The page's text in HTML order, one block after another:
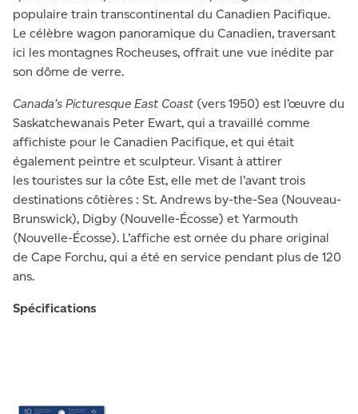
populaire train transcontinental du Canadien Pacifique.
Le célèbre wagon panoramique du Canadien, traversant
ici les montagnes Rocheuses, offrait une vue inédite par
son dôme de verre.
Canada’s Picturesque East Coast (vers 1950) est l’œuvre du
Saskatchewanais Peter Ewart, qui a travaillé comme
affichiste pour le Canadien Pacifique, et qui était
également peintre et sculpteur. Visant à attirer
les touristes sur la côte Est, elle met de l’avant trois
destinations côtières : St. Andrews by-the-Sea (Nouveau-
Brunswick), Digby (Nouvelle-Écosse) et Yarmouth
(Nouvelle-Écosse). L’affiche est ornée du phare original
de Cape Forchu, qui a été en service pendant plus de 120
ans.
Spécifications